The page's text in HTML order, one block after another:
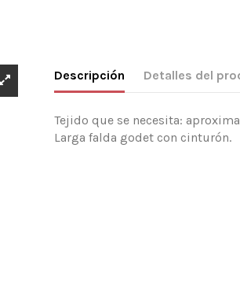
Descripción Detalles del
Tejido que se necesita:
Larga falda godet con cinturón.